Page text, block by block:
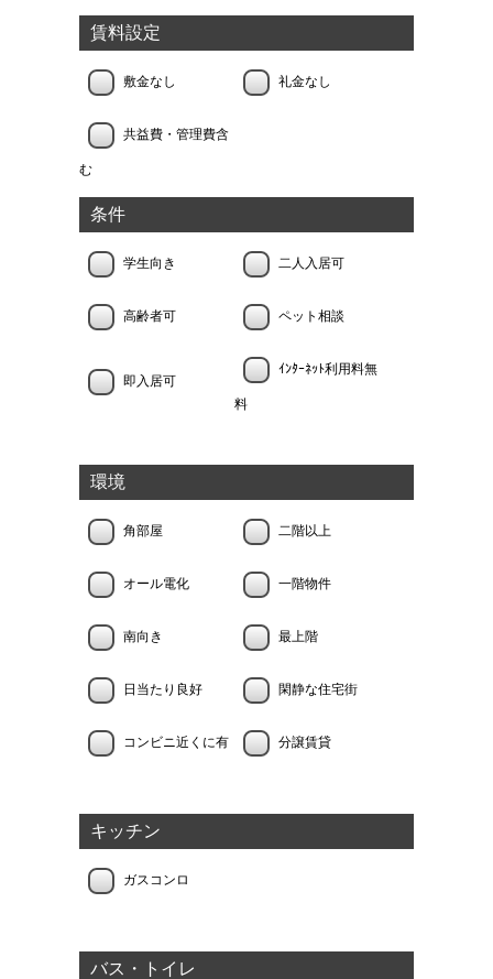
賃料設定
敷金なし 礼金なし
共益費・管理費含
む
条件
学生向き 二人入居可
高齢者可 ペット相談
即入居可
ｲﾝﾀｰﾈｯﾄ利用料無
料
環境
角部屋 二階以上
オール電化 一階物件
南向き 最上階
日当たり良好 閑静な住宅街
コンビニ近くに有 分譲賃貸
キッチン
ガスコンロ
バス・トイレ